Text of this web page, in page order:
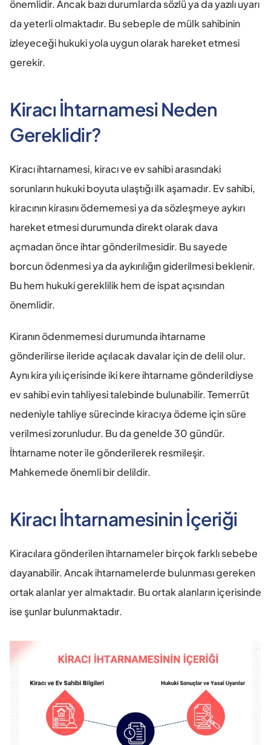
önemlidir. Ancak bazı durumlarda sözlü ya da yazılı uyarı
da yeterli olmaktadır. Bu sebeple de mülk sahibinin
izleyeceği hukuki yola uygun olarak hareket etmesi
gerekir.
Kiracı İhtarnamesi Neden
Gereklidir?
Kiracı ihtarnamesi, kiracı ve ev sahibi arasındaki
sorunların hukuki boyuta ulaştığı ilk aşamadır. Ev sahibi,
kiracının kirasını ödememesi ya da sözleşmeye aykırı
hareket etmesi durumunda direkt olarak dava
açmadan önce ihtar gönderilmesidir. Bu sayede
borcun ödenmesi ya da aykırılığın giderilmesi beklenir.
Bu hem hukuki gereklilik hem de ispat açısından
önemlidir.
Kiranın ödenmemesi durumunda ihtarname
gönderilirse ileride açılacak davalar için de delil olur.
Aynı kira yılı içerisinde iki kere ihtarname gönderildiyse
ev sahibi evin tahliyesi talebinde bulunabilir. Temerrüt
nedeniyle tahliye sürecinde kiracıya ödeme için süre
verilmesi zorunludur. Bu da genelde 30 gündür.
İhtarname noter ile gönderilerek resmileşir.
Mahkemede önemli bir delildir.
Kiracı İhtarnamesinin İçeriği
Kiracılara gönderilen ihtarnameler birçok farklı sebebe
dayanabilir. Ancak ihtarnamelerde bulunması gereken
ortak alanlar yer almaktadır. Bu ortak alanların içerisinde
ise şunlar bulunmaktadır.